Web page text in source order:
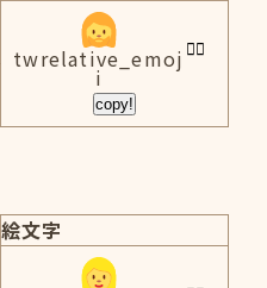
twrelative_emoj
i
copy!
絵文字